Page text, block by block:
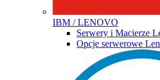
IBM / LENOVO
Serwery i Macierze
Opcje serwerowe